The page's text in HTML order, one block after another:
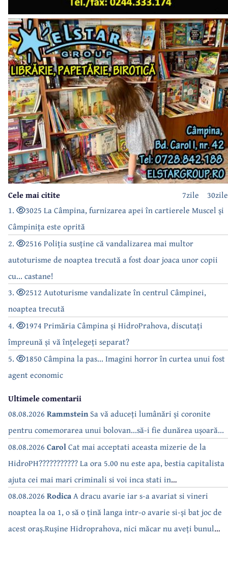
30zile
7zile
Cele mai citite
1.
3025 La Câmpina, furnizarea apei în cartierele Muscel și
Câmpinița este oprită
2.
2516 Poliția susține că vandalizarea mai multor
autoturisme de noaptea trecută a fost doar joaca unor copii
cu... castane!
3.
2512 Autoturisme vandalizate în centrul Câmpinei,
noaptea trecută
4.
1974 Primăria Câmpina și HidroPrahova, discutați
împreună și vă înțelegeți separat?
5.
1850 Câmpina la pas... Imagini horror în curtea unui fost
agent economic
Ultimele comentarii
08.08.2026 RammsteinSa vă aduceți lumânări și coronite
pentru comemorarea unui bolovan...să-i fie dunărea ușoară...
08.08.2026 CarolCat mai acceptati aceasta mizerie de la
HidroPH??????????? La ora 5.00 nu este apa, bestia capitalista
ajuta cei mai mari criminali si voi inca stati in
case???????????????
08.08.2026 RodicaA dracu avarie iar s-a avariat si vineri
noaptea la oa 1, o să o țină langa intr-o avarie si-și bat joc de
acest oraș.Rușine Hidroprahova, nici măcar nu aveți bunul